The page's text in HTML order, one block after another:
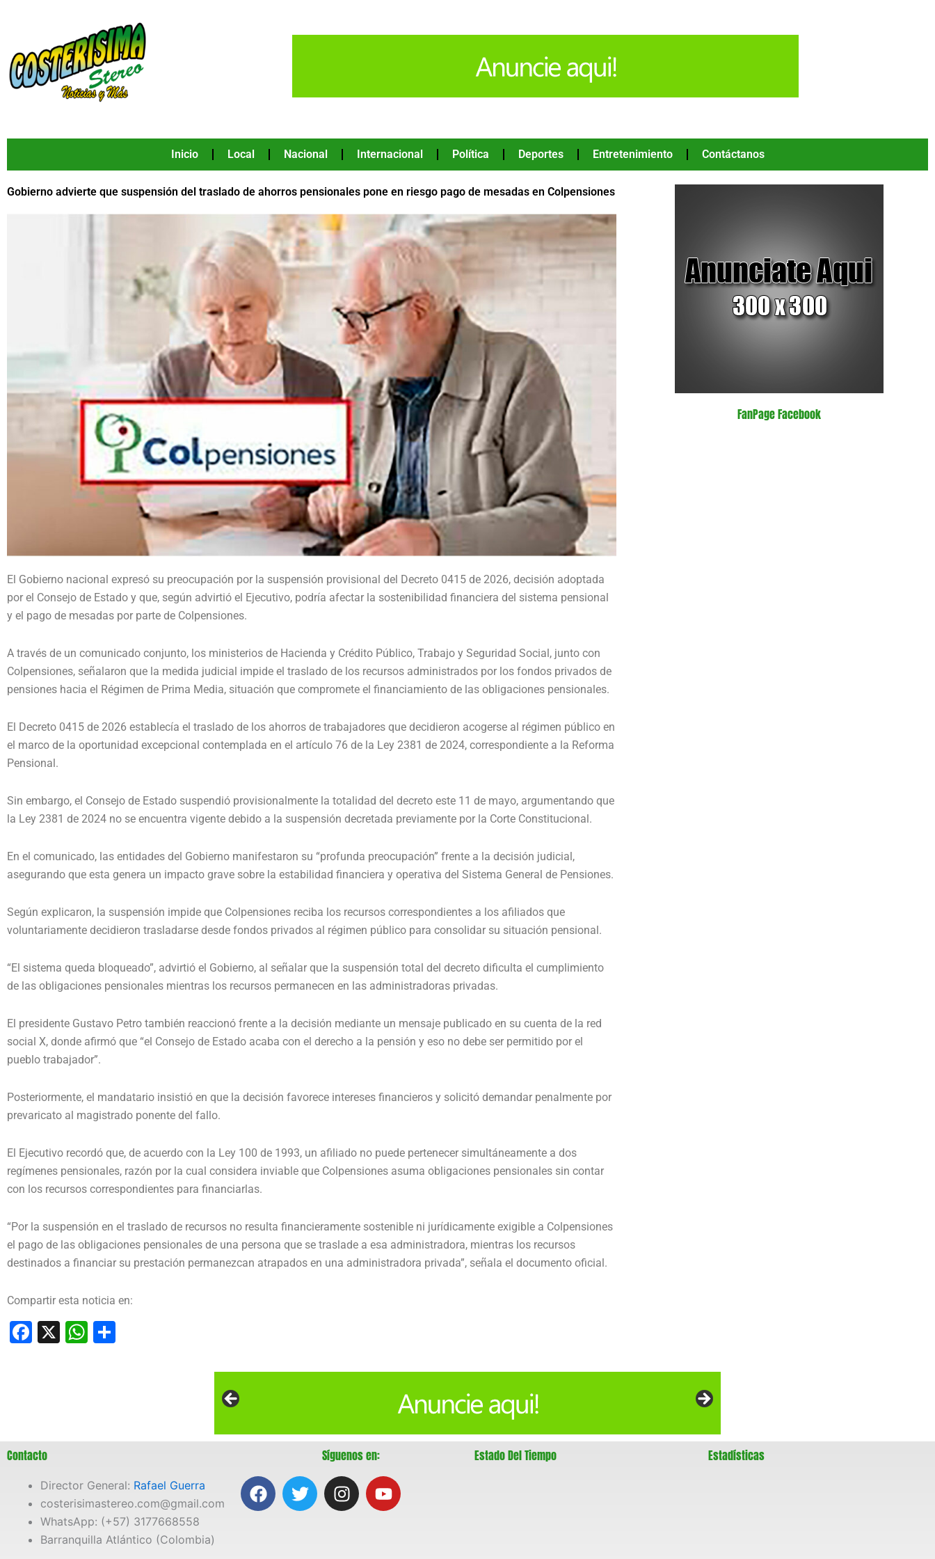
contenido
Inicio Local Nacional Internacional Política Deportes Entretenimiento Contáctanos
Gobierno advierte que suspensión del traslado de ahorros pensionales pone en riesgo pago de mesadas en Colpensiones
El Gobierno nacional expresó su preocupación por la suspensión provisional del Decreto 0415 de 2026, decisión adoptada
por el Consejo de Estado y que, según advirtió el Ejecutivo, podría afectar la sostenibilidad financiera del sistema pensional
y el pago de mesadas por parte de Colpensiones.
A través de un comunicado conjunto, los ministerios de Hacienda y Crédito Público, Trabajo y Seguridad Social, junto con
Colpensiones, señalaron que la medida judicial impide el traslado de los recursos administrados por los fondos privados de
pensiones hacia el Régimen de Prima Media, situación que compromete el financiamiento de las obligaciones pensionales.
El Decreto 0415 de 2026 establecía el traslado de los ahorros de trabajadores que decidieron acogerse al régimen público en
el marco de la oportunidad excepcional contemplada en el artículo 76 de la Ley 2381 de 2024, correspondiente a la Reforma
Pensional.
Sin embargo, el Consejo de Estado suspendió provisionalmente la totalidad del decreto este 11 de mayo, argumentando que
la Ley 2381 de 2024 no se encuentra vigente debido a la suspensión decretada previamente por la Corte Constitucional.
En el comunicado, las entidades del Gobierno manifestaron su “profunda preocupación” frente a la decisión judicial,
asegurando que esta genera un impacto grave sobre la estabilidad financiera y operativa del Sistema General de Pensiones.
Según explicaron, la suspensión impide que Colpensiones reciba los recursos correspondientes a los afiliados que
voluntariamente decidieron trasladarse desde fondos privados al régimen público para consolidar su situación pensional.
“El sistema queda bloqueado”, advirtió el Gobierno, al señalar que la suspensión total del decreto dificulta el cumplimiento
de las obligaciones pensionales mientras los recursos permanecen en las administradoras privadas.
El presidente Gustavo Petro también reaccionó frente a la decisión mediante un mensaje publicado en su cuenta de la red
social X, donde afirmó que “el Consejo de Estado acaba con el derecho a la pensión y eso no debe ser permitido por el
pueblo trabajador”.
Posteriormente, el mandatario insistió en que la decisión favorece intereses financieros y solicitó demandar penalmente por
prevaricato al magistrado ponente del fallo.
El Ejecutivo recordó que, de acuerdo con la Ley 100 de 1993, un afiliado no puede pertenecer simultáneamente a dos
regímenes pensionales, razón por la cual considera inviable que Colpensiones asuma obligaciones pensionales sin contar
con los recursos correspondientes para financiarlas.
“Por la suspensión en el traslado de recursos no resulta financieramente sostenible ni jurídicamente exigible a Colpensiones
el pago de las obligaciones pensionales de una persona que se traslade a esa administradora, mientras los recursos
destinados a financiar su prestación permanezcan atrapados en una administradora privada”, señala el documento oficial.
Compartir esta noticia en:
Facebook
X WhatsApp
FanPage Facebook
Contacto
Director General: Rafael Guerra
costerisimastereo.com@gmail.com
WhatsApp: (+57) 3177668558
Barranquilla Atlántico (Colombia)
Síguenos en:
F
a
T
w
I
n
Y
o
Estado Del Tiempo Estadísticas